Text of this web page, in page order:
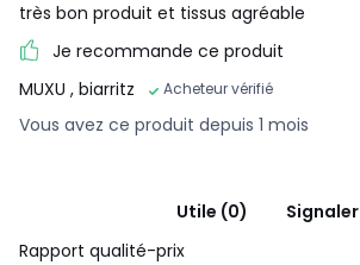
très bon produit et tissus agréable
Je recommande ce produit
MUXU , biarritz Acheteur vérifié
Vous avez ce produit depuis 1 mois
Utile (0)
Signaler
Rapport qualité-prix